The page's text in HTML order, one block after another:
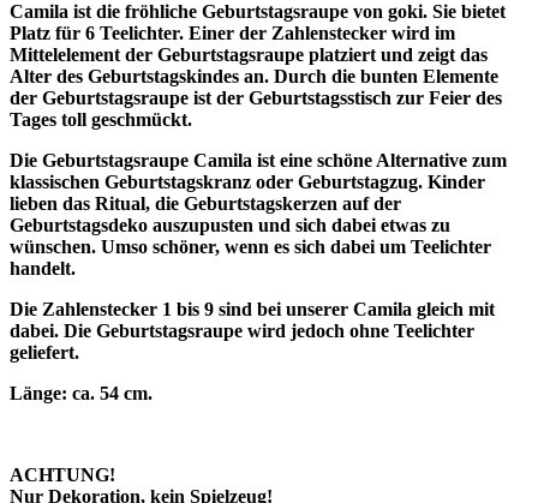
Camila ist die fröhliche Geburtstagsraupe von goki. Sie bietet
Platz für 6 Teelichter. Einer der Zahlenstecker wird im
Mittelelement der Geburtstagsraupe platziert und zeigt das
Alter des Geburtstagskindes an. Durch die bunten Elemente
der Geburtstagsraupe ist der Geburtstagsstisch zur Feier des
Tages toll geschmückt.
Die Geburtstagsraupe Camila ist eine schöne Alternative zum
klassischen Geburtstagskranz oder Geburtstagzug. Kinder
lieben das Ritual, die Geburtstagskerzen auf der
Geburtstagsdeko auszupusten und sich dabei etwas zu
wünschen. Umso schöner, wenn es sich dabei um Teelichter
handelt.
Die Zahlenstecker 1 bis 9 sind bei unserer Camila gleich mit
dabei. Die Geburtstagsraupe wird jedoch ohne Teelichter
geliefert.
Länge: ca. 54 cm.
ACHTUNG!
Nur Dekoration, kein Spielzeug!